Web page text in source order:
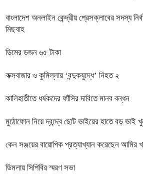
বাংলাদেশ অনলাইন কেন্দ্রীয় প্রেসক্লাবের সদস্য
মিছবাহ
ডিমের ডজন ৬৫ টাকা
কক্সবাজার ও কুমিল্লায় ‘বন্দুকযুদ্ধে’ নিহত ২
কালিহাতীতে ধর্ষকদের ফাঁসির দাবিতে মানব বন্ধন
মুঠোফোন নিয়ে দ্বন্দ্বে ছোট ভাইয়ের হাতে বড় ভাই
কেন সঞ্জয়ের বায়োপিক প্রত্যাখ্যান করেছেন আমির
ডিমলায় সিপিবির স্মরণ সভা